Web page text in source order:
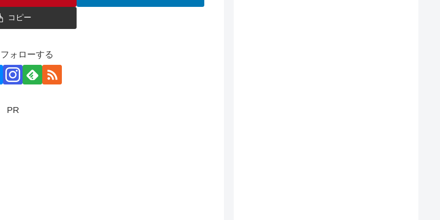
コピー
ォローする
PR